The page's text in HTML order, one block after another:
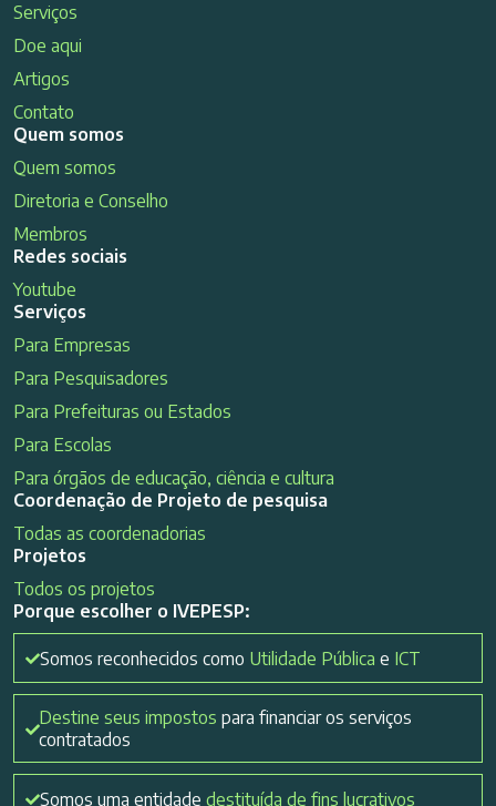
Serviços
Doe aqui
Artigos
Contato
Quem somos
Quem somos
Diretoria e Conselho
Membros
Redes sociais
Youtube
Serviços
Para Empresas
Para Pesquisadores
Para Prefeituras ou Estados
Para Escolas
Para órgãos de educação, ciência e cultura
Coordenação de Projeto de pesquisa
Todas as coordenadorias
Projetos
Todos os projetos
Porque escolher o IVEPESP:
Somos reconhecidos como Utilidade Pública e ICT
Destine seus impostos para financiar os serviços
contratados
Somos uma entidade destituída de fins lucrativos